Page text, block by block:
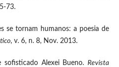
73.
se tornam humanos: a poesia de
, v. 6, n. 8, Nov. 2013.
sofisticado Alexei Bueno.Revista